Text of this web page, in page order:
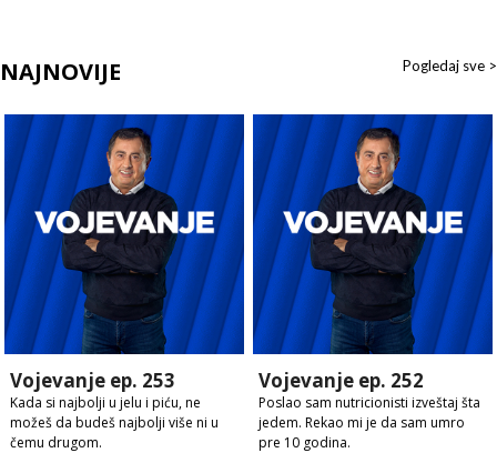
NAJNOVIJE Pogledaj sve >
Vojevanje ep. 253
Kada si najbolji u jelu i piću, ne
možeš da budeš najbolji više ni u
čemu drugom.
Vojevanje ep. 252
Poslao sam nutricionisti izveštaj šta
jedem. Rekao mi je da sam umro
pre 10 godina.